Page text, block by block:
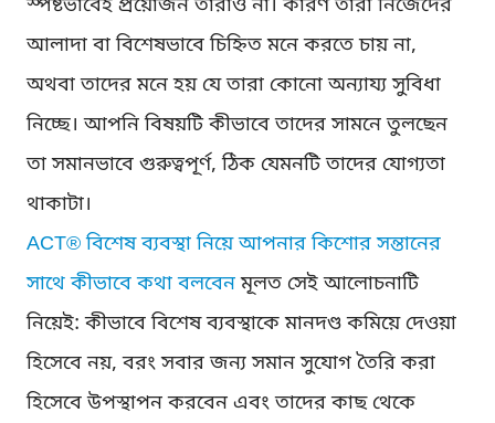
স্পষ্টভাবেই প্রয়োজন তারাও না। কারণ তারা নিজেদের
আলাদা বা বিশেষভাবে চিহ্নিত মনে করতে চায় না,
অথবা তাদের মনে হয় যে তারা কোনো অন্যায্য সুবিধা
নিচ্ছে। আপনি বিষয়টি কীভাবে তাদের সামনে তুলছেন
তা সমানভাবে গুরুত্বপূর্ণ, ঠিক যেমনটি তাদের যোগ্যতা
থাকাটা।
ACT® বিশেষ ব্যবস্থা নিয়ে আপনার কিশোর সন্তানের
সাথে কীভাবে কথা বলবেনমূলত সেই আলোচনাটি
নিয়েই: কীভাবে বিশেষ ব্যবস্থাকে মানদণ্ড কমিয়ে দেওয়া
হিসেবে নয়, বরং সবার জন্য সমান সুযোগ তৈরি করা
হিসেবে উপস্থাপন করবেন এবং তাদের কাছ থেকে